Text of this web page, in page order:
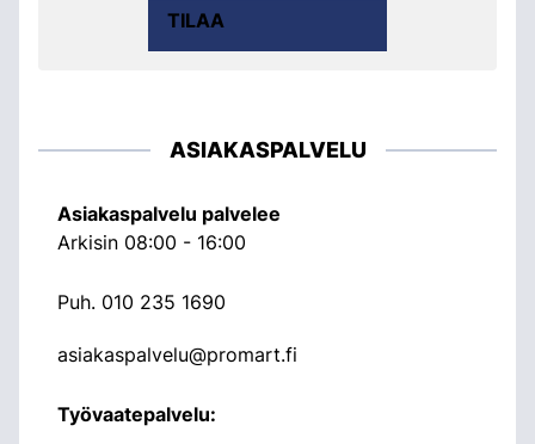
TILAA
ASIAKASPALVELU
Asiakaspalvelu palvelee
Arkisin 08:00 - 16:00
Puh. 010 235 1690
asiakaspalvelu@promart.fi
Työvaatepalvelu: